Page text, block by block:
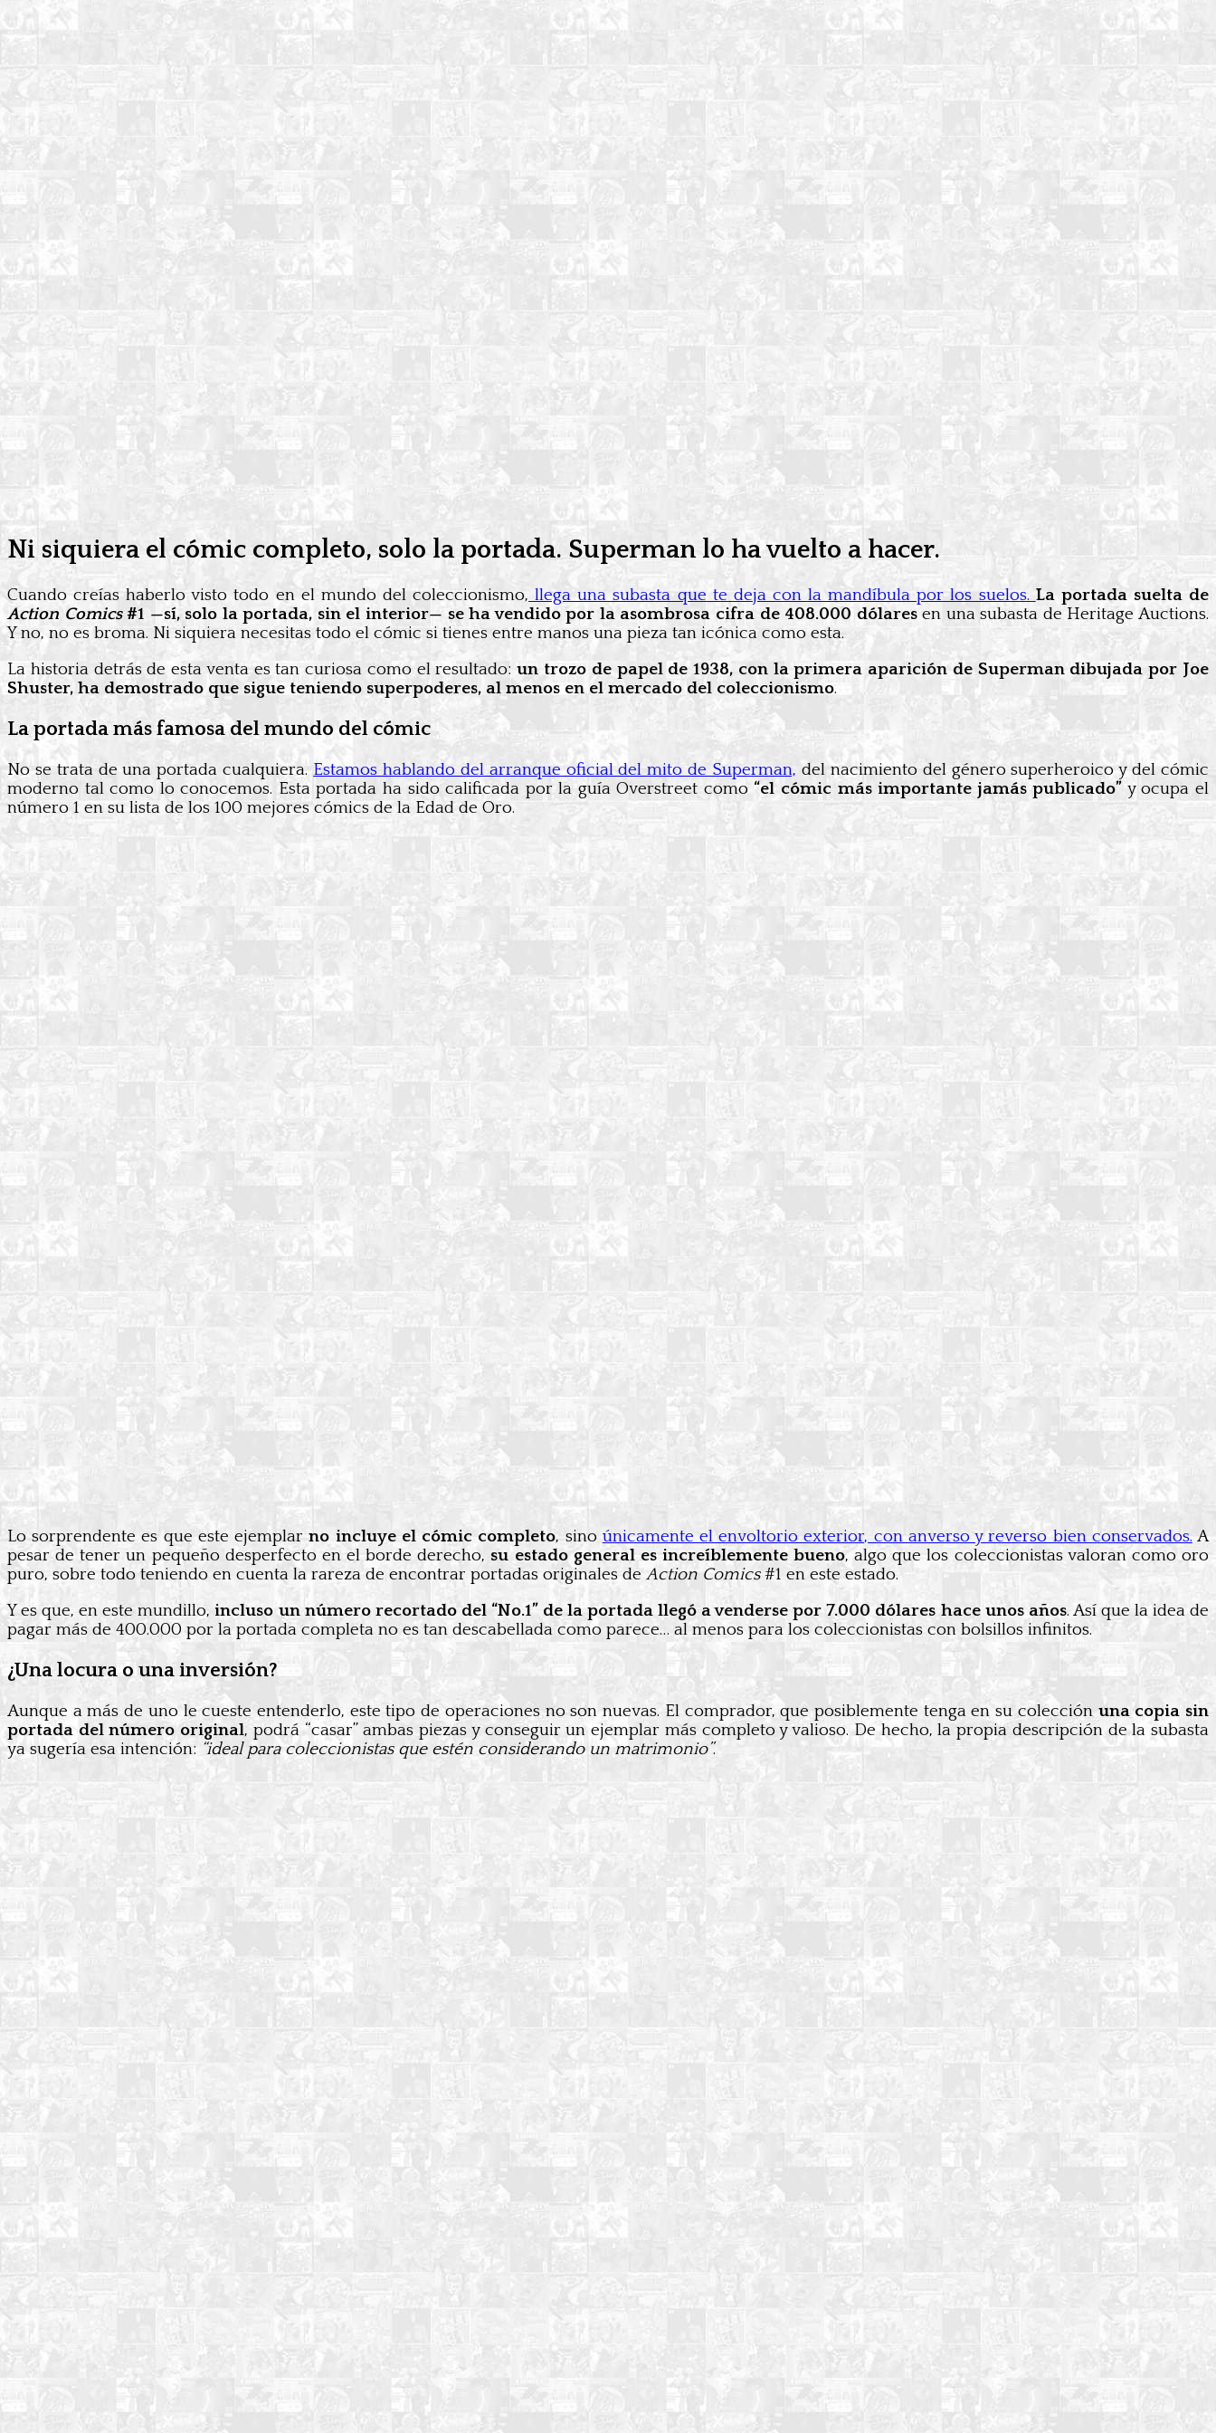
Ni siquiera el cómic completo, solo la portada. Superman lo ha vuelto a hacer.
Cuando creías haberlo visto todo en el mundo del coleccionismo, llega una subasta que te deja con la mandíbula por los suelos. La portada suelta de
Action Comics#1 —sí, solo la portada, sin el interior— se ha vendido por la asombrosa cifra de 408.000 dólaresen una subasta de Heritage Auctions.
Y no, no es broma. Ni siquiera necesitas todo el cómic si tienes entre manos una pieza tan icónica como esta.
La historia detrás de esta venta es tan curiosa como el resultado:un trozo de papel de 1938, con la primera aparición de Superman dibujada por Joe
Shuster, ha demostrado que sigue teniendo superpoderes, al menos en el mercado del coleccionismo.
La portada más famosa del mundo del cómic
No se trata de una portada cualquiera.Estamos hablando del arranque oficial del mito de Superman, del nacimiento del género superheroico y del cómic
moderno tal como lo conocemos. Esta portada ha sido calificada por la guía Overstreet como “el cómic más importante jamás publicado” y ocupa el
número 1 en su lista de los 100 mejores cómics de la Edad de Oro.
Lo sorprendente es que este ejemplarno incluye el cómic completo, sino únicamente el envoltorio exterior, con anverso y reverso bien conservados. A
pesar de tener un pequeño desperfecto en el borde derecho, su estado general es increíblemente bueno, algo que los coleccionistas valoran como oro
puro, sobre todo teniendo en cuenta la rareza de encontrar portadas originales deAction Comics#1 en este estado.
Y es que, en este mundillo, incluso un número recortado del “No.1” de la portada llegó a venderse por 7.000 dólares hace unos años. Así que la idea de
pagar más de 400.000 por la portada completa no es tan descabellada como parece… al menos para los coleccionistas con bolsillos infinitos.
¿Una locura o una inversión?
Aunque a más de uno le cueste entenderlo, este tipo de operaciones no son nuevas. El comprador, que posiblemente tenga en su colecciónuna copia sin
portada del número original, podrá “casar” ambas piezas y conseguir un ejemplar más completo y valioso. De hecho, la propia descripción de la subasta
ya sugería esa intención: “ideal para coleccionistas que estén considerando un matrimonio”.